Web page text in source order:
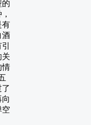
的
有
酒
关
情
空